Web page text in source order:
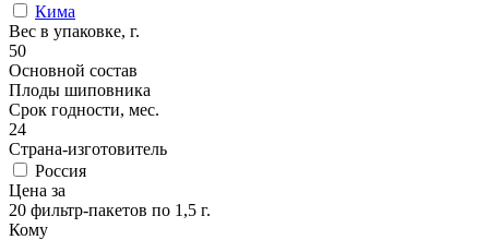
Кима
Вес в упаковке, г.
50
Основной состав
Плоды шиповника
Срок годности, мес.
24
Страна-изготовитель
Россия
Цена за
20 фильтр-пакетов по 1,5 г.
Кому